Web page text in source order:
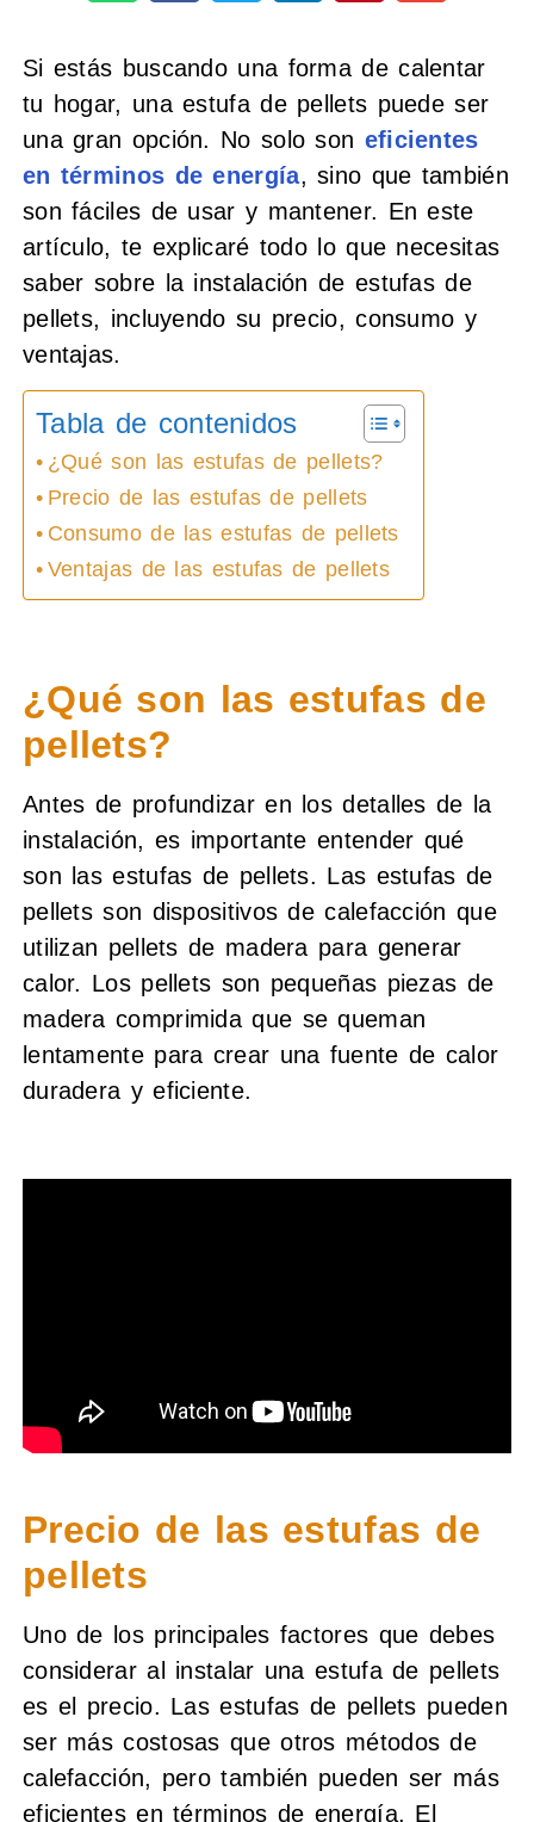
Si estás buscando una forma de calentar
tu hogar, una estufa de pellets puede ser
una gran opción. No solo son eficientes
en términos de energía, sino que también
son fáciles de usar y mantener. En este
artículo, te explicaré todo lo que necesitas
saber sobre la instalación de estufas de
pellets, incluyendo su precio, consumo y
ventajas.
Tabla de contenidos
¿Qué son las estufas de pellets?
Precio de las estufas de pellets
Consumo de las estufas de pellets
Ventajas de las estufas de pellets
¿Qué son las estufas de
pellets?
Antes de profundizar en los detalles de la
instalación, es importante entender qué
son las estufas de pellets. Las estufas de
pellets son dispositivos de calefacción que
utilizan pellets de madera para generar
calor. Los pellets son pequeñas piezas de
madera comprimida que se queman
lentamente para crear una fuente de calor
duradera y eficiente.
Precio de las estufas de
pellets
Uno de los principales factores que debes
considerar al instalar una estufa de pellets
es el precio. Las estufas de pellets pueden
ser más costosas que otros métodos de
calefacción, pero también pueden ser más
eficientes en términos de energía. El